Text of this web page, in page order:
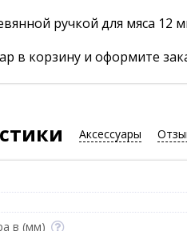
ручкой для мяса 12
в корзину и оформите
Аксессуары
в (мм)